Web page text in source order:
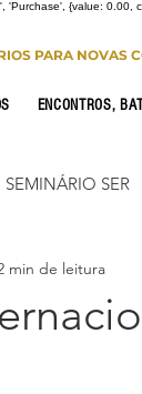
'Purchase', {value: 0.00,
PARA NOVAS
ENCONTROS,
SEMINÁRIO SER
min de leitura